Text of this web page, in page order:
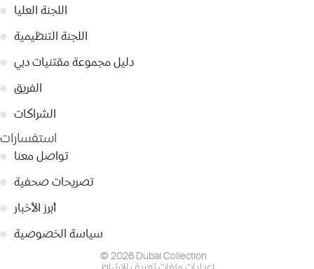
● اللجنة العليا
● اللجنة التنظيمية
● دليل مجموعة مقتنيات دبي
● الفريق
● الشراكات
استفسارات
● تواصل معنا
● تصريحات صحفية
●
أبرز الأخبار
● سياسة الخصوصية
© 2026 Dubai Collection